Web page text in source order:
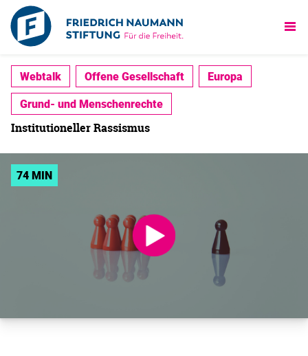
Webtalk Offene Gesellschaft
Europa
Grund- und Menschenrechte
Institutioneller Rassismus
74 MIN